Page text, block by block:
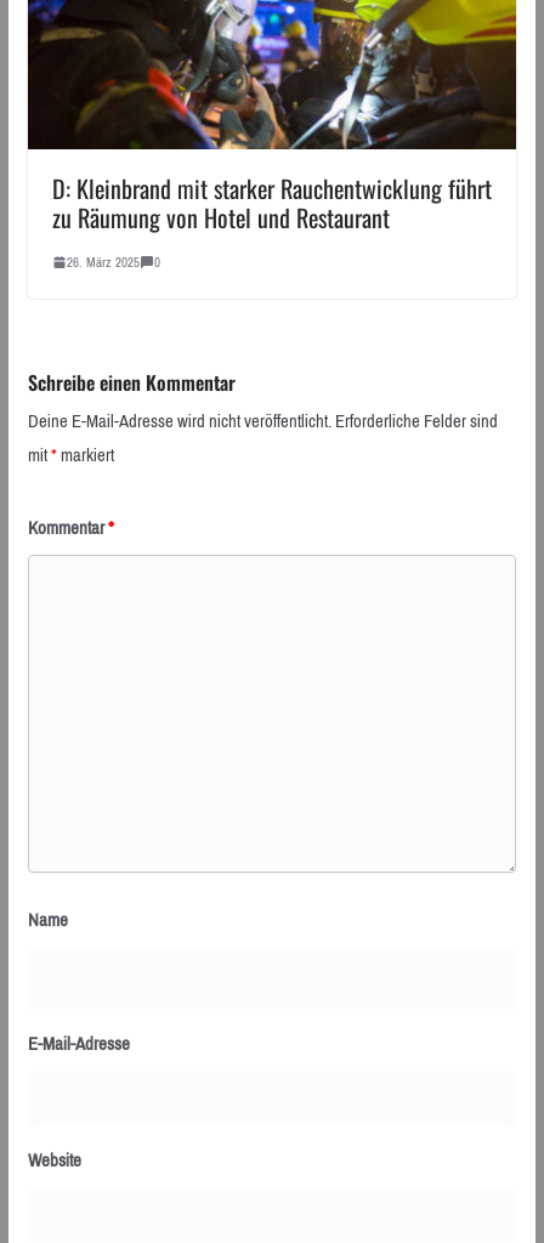
D: Kleinbrand mit starker Rauchentwicklung führt
zu Räumung von Hotel und Restaurant
26. März 2025 0
Schreibe einen Kommentar
Deine E-Mail-Adresse wird nicht veröffentlicht.Erforderliche Felder sind
mit*markiert
Kommentar*
Name
E-Mail-Adresse
Website